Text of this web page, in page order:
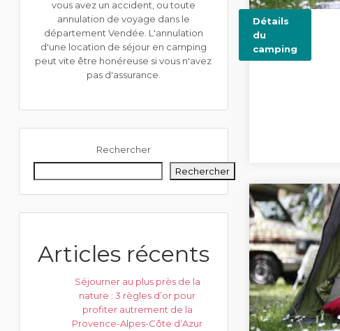
vous avez un accident, ou toute
annulation de voyage dans le
département Vendée. L'annulation
d'une location de séjour en camping
peut vite être honéreuse si vous n'avez
pas d'assurance.
Rechercher
Rechercher
Articles récents
Séjourner au plus près de la
nature : 3 règles d’or pour
profiter autrement de la
Provence-Alpes-Côte d’Azur
Détails
du
camping